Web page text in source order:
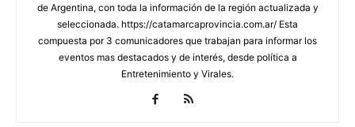
de Argentina, con toda la información de la región actualizada y
seleccionada. https://catamarcaprovincia.com.ar/ Esta
compuesta por 3 comunicadores que trabajan para informar los
eventos mas destacados y de interés, desde política a
Entretenimiento y Virales.